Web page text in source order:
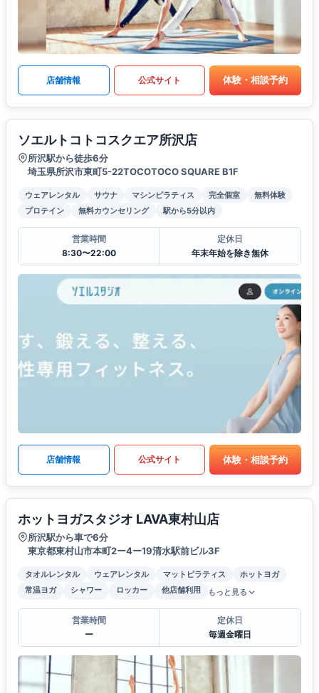
店舗情報 公式サイト 体験・相談予約
ソエルトコトコスクエア所沢店
所沢駅から徒歩6分
埼玉県所沢市東町5-22TOCOTOCO SQUARE B1F
ウェアレンタル サウナ マシンピラティス 完全個室
無料体験
プロテイン
無料カウンセリング 駅から5分以内
営業時間
8:30〜22:00
定休日
年末年始を除き無休
店舗情報 公式サイト 体験・相談予約
ホットヨガスタジオ LAVA東村山店
所沢駅から車で6分
東京都東村山市本町2ー4ー19清水駅前ビル3F
タオルレンタル ウェアレンタル マットピラティス
ホットヨガ
常温ヨガ
シャワー ロッカー 他店舗利用 もっと見る
営業時間
ー
定休日
毎週金曜日